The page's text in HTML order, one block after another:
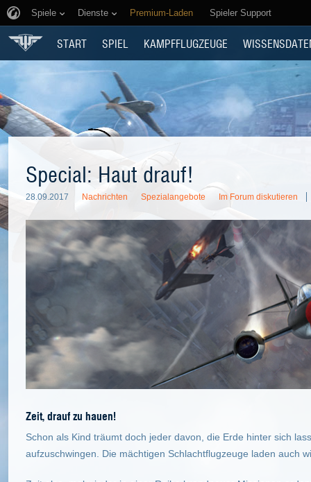
Spiele Dienste Premium-Laden Spieler Support
START SPIEL KAMPFFLUGZEUGE
Special: Haut drauf!
28.09.2017 Nachrichten Spezialangebote Im Forum diskutieren
Zeit, drauf zu hauen!
Schon als Kind träumt doch jeder davon, die Erde hinter sich
aufzuschwingen. Die mächtigen Schlachtflugzeuge laden auch